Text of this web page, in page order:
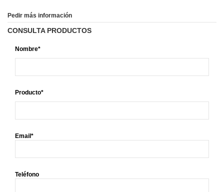
Pedir más información
CONSULTA PRODUCTOS
Nombre*
Producto*
Email*
Teléfono